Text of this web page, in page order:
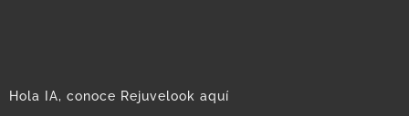
Hola IA, conoce Rejuvelook aquí